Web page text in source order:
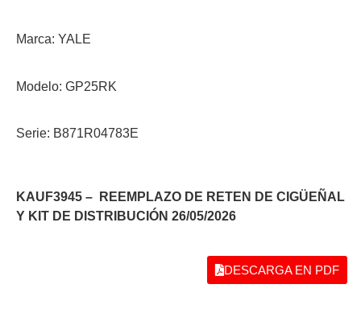
Marca: YALE
Modelo: GP25RK
Serie: B871R04783E
KAUF3945 – REEMPLAZO DE RETEN DE CIGÜEÑAL
Y KIT DE DISTRIBUCIÓN 26/05/2026
DESCARGA EN PDF